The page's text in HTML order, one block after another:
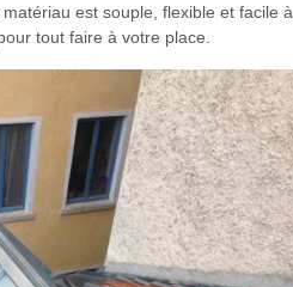
est souple, flexible et facile à
tout faire à votre place.